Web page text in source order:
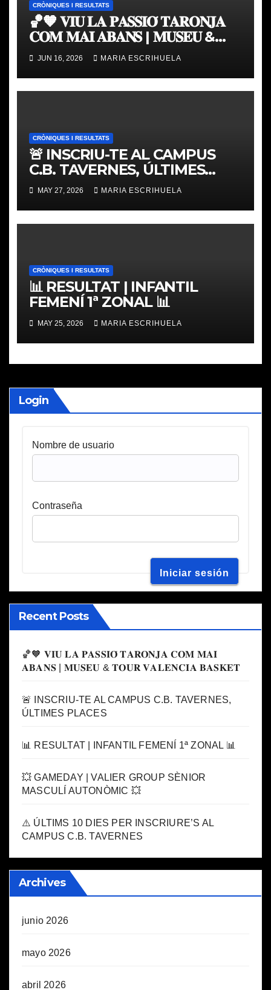
CRÒNIQUES I RESULTATS
🏀🧡 𝐕𝐈𝐔 𝐋𝐀 𝐏𝐀𝐒𝐒𝐈𝐎́ 𝐓𝐀𝐑𝐎𝐍𝐉𝐀
𝐂𝐎𝐌 𝐌𝐀𝐈 𝐀𝐁𝐀𝐍𝐒 | 𝐌𝐔𝐒𝐄𝐔 &
𝐓𝐎𝐔𝐑 𝐕𝐀𝐋𝐄𝐍𝐂𝐈𝐀 𝐁𝐀𝐒𝐊𝐄𝐓
JUN 16, 2026 MARIA ESCRIHUELA
CRÒNIQUES I RESULTATS
🚨 INSCRIU-TE AL CAMPUS
C.B. TAVERNES, ÚLTIMES
PLACES
MAY 27, 2026 MARIA ESCRIHUELA
CRÒNIQUES I RESULTATS
📊 RESULTAT | INFANTIL
FEMENÍ 1ª ZONAL 📊
MAY 25, 2026 MARIA ESCRIHUELA
Login
Nombre de usuario
Contraseña
Recent Posts
🏀🧡 𝐕𝐈𝐔 𝐋𝐀 𝐏𝐀𝐒𝐒𝐈𝐎́ 𝐓𝐀𝐑𝐎𝐍𝐉𝐀 𝐂𝐎𝐌 𝐌𝐀𝐈
𝐀𝐁𝐀𝐍𝐒 | 𝐌𝐔𝐒𝐄𝐔 & 𝐓𝐎𝐔𝐑 𝐕𝐀𝐋𝐄𝐍𝐂𝐈𝐀 𝐁𝐀𝐒𝐊𝐄𝐓
🚨 INSCRIU-TE AL CAMPUS C.B. TAVERNES,
ÚLTIMES PLACES
📊 RESULTAT | INFANTIL FEMENÍ 1ª ZONAL 📊
💥 GAMEDAY | VALIER GROUP SÈNIOR
MASCULÍ AUTONÒMIC 💥
⚠️ ÚLTIMS 10 DIES PER INSCRIURE’S AL
CAMPUS C.B. TAVERNES
Archives
junio 2026
mayo 2026
abril 2026